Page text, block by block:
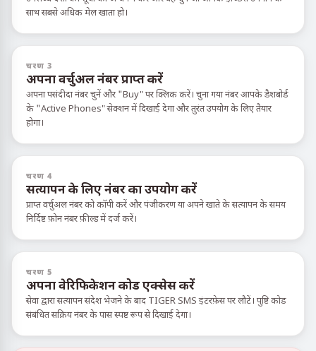
साथ सबसे अधिक मेल खाता हो।
चरण 3
अपना वर्चुअल नंबर प्राप्त करें
अपना पसंदीदा नंबर चुनें और "Buy" पर क्लिक करें। चुना गया नंबर आपके डैशबोर्ड
के "Active Phones" सेक्शन में दिखाई देगा और तुरंत उपयोग के लिए तैयार
होगा।
चरण 4
सत्यापन के लिए नंबर का उपयोग करें
प्राप्त वर्चुअल नंबर को कॉपी करें और पंजीकरण या अपने खाते के सत्यापन के समय
निर्दिष्ट फ़ोन नंबर फ़ील्ड में दर्ज करें।
चरण 5
अपना वेरिफिकेशन कोड एक्सेस करें
सेवा द्वारा सत्यापन संदेश भेजने के बाद TIGER SMS इंटरफ़ेस पर लौटें। पुष्टि कोड
संबंधित सक्रिय नंबर के पास स्पष्ट रूप से दिखाई देगा।